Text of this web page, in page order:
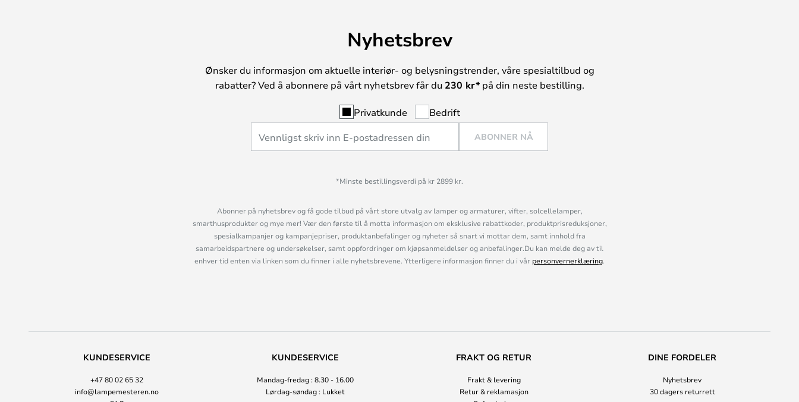
Nyhetsbrev
Ønsker du informasjon om aktuelle interiør- og belysningstrender, våre spesialtilbud og
rabatter? Ved å abonnere på vårt nyhetsbrev får du 230 kr*på din neste bestilling.
Privatkunde Bedrift
ABONNER NÅ
*Minste bestillingsverdi på kr 2899 kr.
Abonner på nyhetsbrev og få gode tilbud på vårt store utvalg av lamper og armaturer, vifter, solcellelamper,
smarthusprodukter og mye mer! Vær den første til å motta informasjon om eksklusive rabattkoder, produktprisreduksjoner,
spesialkampanjer og kampanjepriser, produktanbefalinger og nyheter så snart vi mottar dem, samt innhold fra
samarbeidspartnere og undersøkelser, samt oppfordringer om kjøpsanmeldelser og anbefalinger.Du kan melde deg av til
enhver tid enten via linken som du finner i alle nyhetsbrevene. Ytterligere informasjon finner du i vår personvernerklæring.
KUNDESERVICE
+47 80 02 65 32
info@lampemesteren.no
KUNDESERVICE
Mandag-fredag : 8.30 - 16.00
Lørdag-søndag : Lukket
FRAKT OG RETUR
Frakt & levering
Retur & reklamasjon
DINE FORDELER
Nyhetsbrev
30 dagers returrett